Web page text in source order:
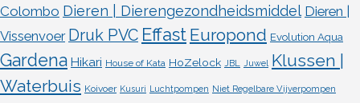
Colombo Dieren | Dierengezondheidsmiddel Dieren |
Vissenvoer Druk PVC Effast Europond Evolution Aqua
Gardena Hikari House of Kata HoZelock JBL Juwel Klussen |
Waterbuis Koivoer Kusuri Luchtpompen Niet Regelbare Vijverpompen